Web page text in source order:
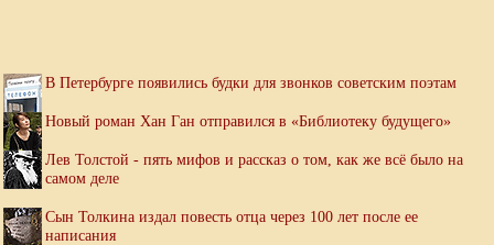
В Петербурге появились будки для звонков советским поэтам
Новый роман Хан Ган отправился в «Библиотеку будущего»
Лев Толстой - пять мифов и рассказ о том, как же всё было на
самом деле
Сын Толкина издал повесть отца через 100 лет после ее
написания